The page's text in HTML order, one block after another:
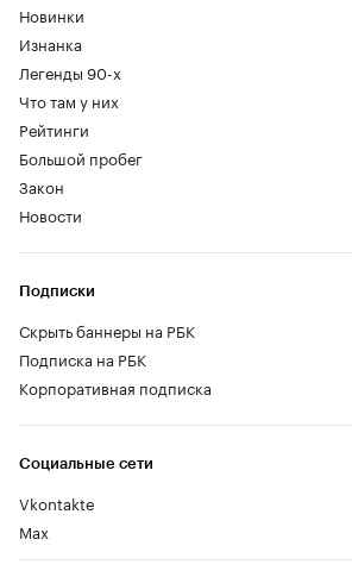
Новинки
Изнанка
Легенды 90-х
Что там у них
Рейтинги
Большой пробег
Закон
Новости
Социальные сети
Vkontakte
Max
Подписки
Скрыть баннеры на РБК
Подписка на РБК
Корпоративная подписка